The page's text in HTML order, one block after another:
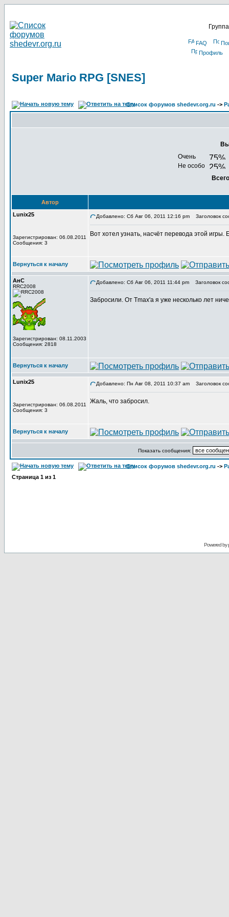
FAQ
Профиль
Super Mario RPG [SNES]
Список форумов shedevr.org.ru ->
Очень
Не особо
Автор
Lunix25
Зарегистрирован: 06.08.2011
Сообщения: 3
Добавлено: Сб Авг 06, 2011 12:16 pm Заголовок
Вот хотел узнать, насчёт перевода этой
Вернуться к началу
АнС
RRC2008
Зарегистрирован: 08.11.2003
Сообщения: 2818
Добавлено: Сб Авг 06, 2011 11:44 pm Заголовок
Забросили. От Tmax'а я уже несколько лет
Вернуться к началу
Lunix25
Зарегистрирован: 06.08.2011
Сообщения: 3
Добавлено: Пн Авг 08, 2011 10:37 am Заголовок
Жаль, что забросил.
Вернуться к началу
Показать сообщения:
Список форумов shedevr.org.ru ->
Страница 1 из 1
Powered by